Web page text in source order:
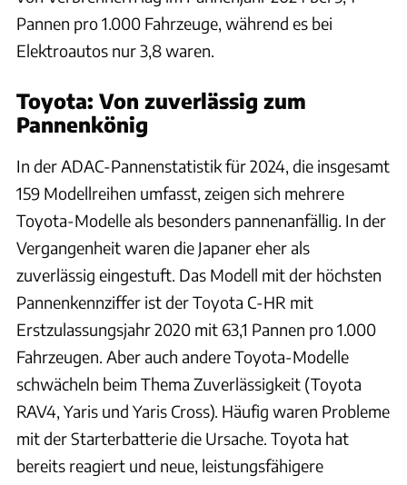
Pannen pro 1.000 Fahrzeuge, während es bei
Elektroautos nur 3,8 waren.
Toyota: Von zuverlässig zum
Pannenkönig
In der ADAC-Pannenstatistik für 2024, die insgesamt
159 Modellreihen umfasst, zeigen sich mehrere
Toyota-Modelle als besonders pannenanfällig. In der
Vergangenheit waren die Japaner eher als
zuverlässig eingestuft. Das Modell mit der höchsten
Pannenkennziffer ist der Toyota C-HR mit
Erstzulassungsjahr 2020 mit 63,1 Pannen pro 1.000
Fahrzeugen. Aber auch andere Toyota-Modelle
schwächeln beim Thema Zuverlässigkeit (Toyota
RAV4, Yaris und Yaris Cross). Häufig waren Probleme
mit der Starterbatterie die Ursache. Toyota hat
bereits reagiert und neue, leistungsfähigere